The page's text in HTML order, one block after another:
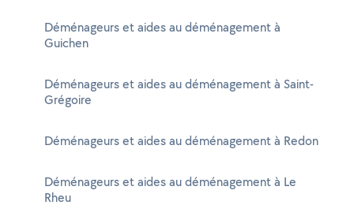
Déménageurs et aides au déménagement à
Guichen
Déménageurs et aides au déménagement à Saint-
Grégoire
Déménageurs et aides au déménagement à Redon
Déménageurs et aides au déménagement à Le
Rheu